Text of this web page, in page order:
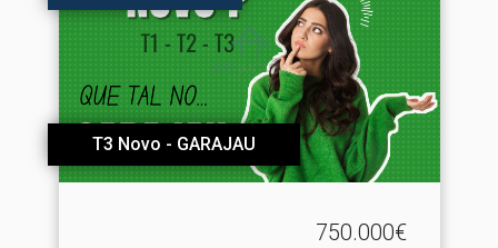
T3 Novo - GARAJAU
750.000€